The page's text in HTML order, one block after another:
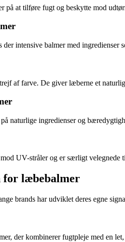
på at tilføre fugt og beskytte mod
intensive balmer med
af farve. De giver læberne et
naturlige ingredienser og
UV-stråler og er særligt velegnede
for læbebalmer
brands har udviklet deres egne
der kombinerer fugtpleje med en